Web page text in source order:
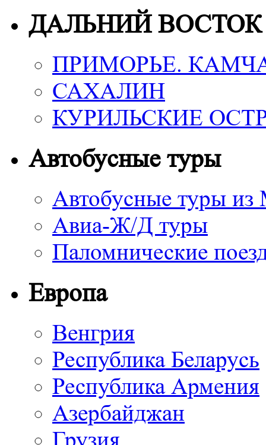
ДАЛЬНИЙ ВОСТОК
ПРИМОРЬЕ.
САХАЛИН
КУРИЛЬСКИЕ
Автобусные туры
Автобусные туры
Авиа-Ж/Д туры
Паломнические
Европа
Венгрия
Республика Беларусь
Республика Армения
Азербайджан